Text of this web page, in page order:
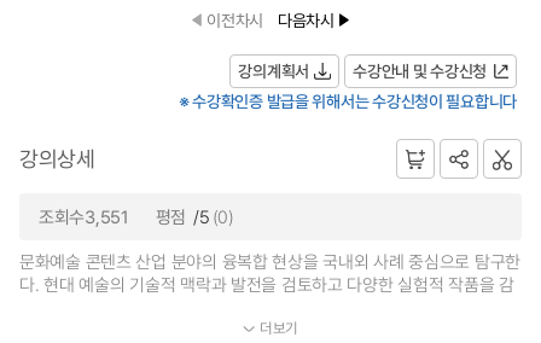
이전차시 다음차시
강의계획서
수강안내 및 수강신청
※ 수강확인증 발급을 위해서는 수강신청이 필요합니다
강의상세
조회수3,551 평점 /5 (0)
문화예술 콘텐츠 산업 분야의 융복합 현상을 국내외 사례 중심으로 탐구한
다. 현대 예술의 기술적 맥락과 발전을 검토하고 다양한 실험적 작품을 감
상함으로써 학습자에게 새로운 예술 탐구의 기회를 제시한다. 이를 통해...
더보기